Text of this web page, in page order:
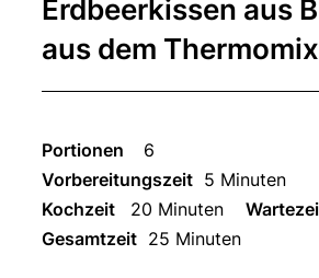
Erdbeerkissen aus
aus dem Thermomix
Portionen
6
Vorbereitungszeit 5 Minuten
Kochzeit
20 Minuten
Gesamtzeit 25 Minuten